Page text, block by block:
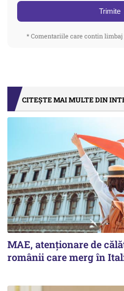
Trimite
* Comentariile care contin limbaj
CITEȘTE MAI MULTE DIN
MAE, atenționare de
românii care merg în